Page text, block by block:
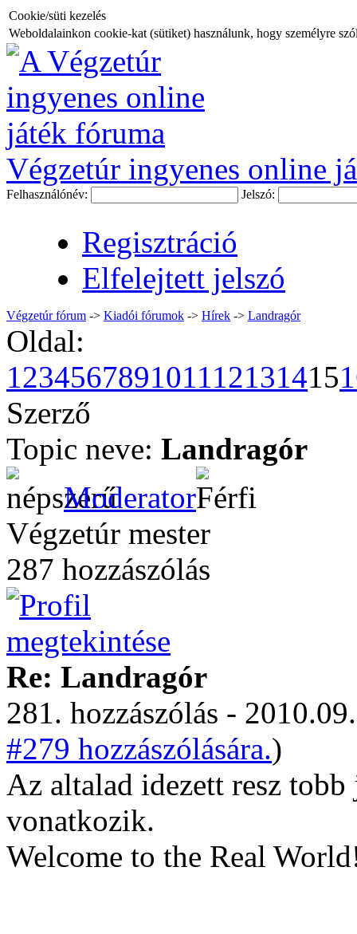
Cookie/süti kezelés
Weboldalainkon cookie-kat (sütiket) használunk, hogy személyre
Végzetúr ingyenes online
Felhasználónév: Jelszó:
Regisztráció
Elfelejtett jelszó
Végzetúr fórum -> Kiadói fórumok -> Hí­rek -> Landragór
Oldal:
123456789101112131415
Szerző
Topic neve: Landragór
Moderator
Végzetúr mester
287 hozzászólás
Re: Landragór
281. hozzászólás -
#279 hozzászólására.)
Az altalad idezett resz
vonatkozik.
Welcome to the Real